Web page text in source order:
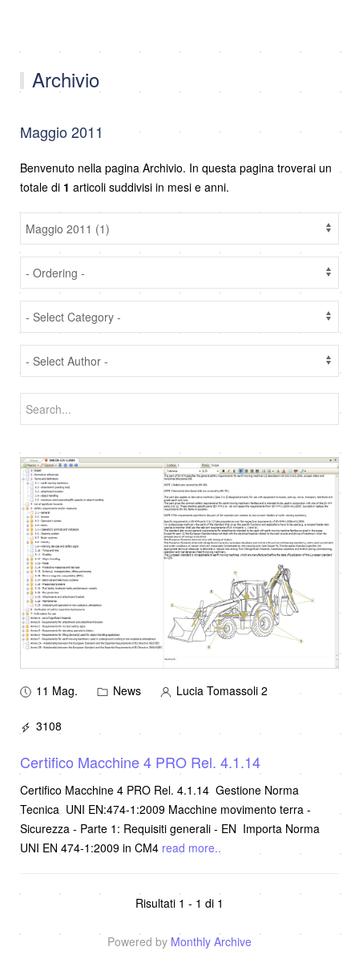
Archivio
Maggio 2011
Benvenuto nella pagina Archivio. In questa pagina troverai un
totale di 1 articoli suddivisi in mesi e anni.
11 Mag. News Lucia Tomassoli 2
3108
Certifico Macchine 4 PRO Rel. 4.1.14
Certifico Macchine 4 PRO Rel. 4.1.14 Gestione Norma
Tecnica UNI EN:474-1:2009 Macchine movimento terra -
Sicurezza - Parte 1: Requisiti generali - EN Importa Norma
UNI EN 474-1:2009 in CM4 read more..
Risultati 1 - 1 di 1
Powered by Monthly Archive